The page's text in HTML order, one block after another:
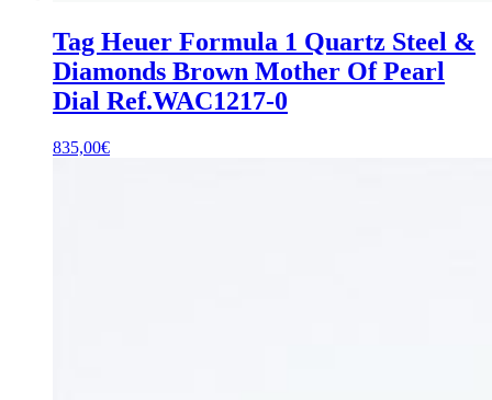
Tag Heuer Formula 1 Quartz Steel &
Diamonds Brown Mother Of Pearl
Dial Ref.WAC1217-0
835,00€